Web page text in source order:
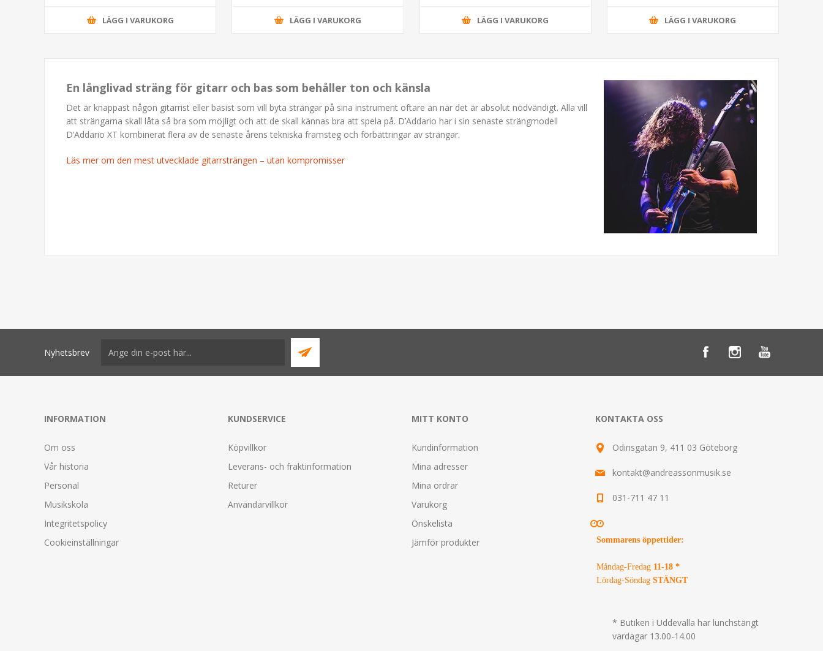
LÄGG I VARUKORG LÄGG I VARUKORG LÄGG I VARUKORG LÄGG I VARUKORG
En långlivad sträng för gitarr och bas som behåller ton och känsla
Det är knappast någon gitarrist eller basist som vill byta strängar på sina instrument oftare än när det är absolut nödvändigt. Alla vill
att strängarna skall låta så bra som möjligt och att de skall kännas bra att spela på. D’Addario har i sin senaste strängmodell
D’Addario XT kombinerat flera av de senaste årens tekniska framsteg och förbättringar av strängar.
Läs mer om den mest utvecklade gitarrsträngen – utan kompromisser
Nyhetsbrev
INFORMATION
Om oss
Vår historia
Personal
Musikskola
Integritetspolicy
Cookieinställningar
KUNDSERVICE
Köpvillkor
Leverans- och fraktinformation
Returer
Användarvillkor
MITT KONTO
Kundinformation
Mina adresser
Mina ordrar
Varukorg
Önskelista
Jämför produkter
KONTAKTA OSS
Odinsgatan 9, 411 03 Göteborg
kontakt@andreassonmusik.se
031-711 47 11
Sommarens öppettider:
Måndag-Fredag 11-18 *
Lördag-Söndag STÄNGT
* Butiken i Uddevalla har lunchstängt
vardagar 13.00-14.00